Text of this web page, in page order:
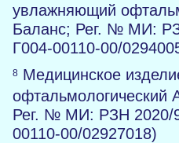
увлажняющий
Баланс; Рег. № МИ:
Г004-00110-00/
8 Медицинское
офтальмологический
Рег. № МИ: РЗН 2020/
00110-00/02927018)